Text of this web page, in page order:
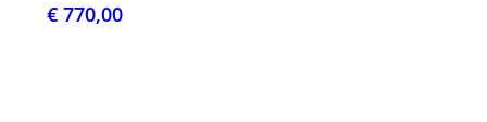
€ 770,00